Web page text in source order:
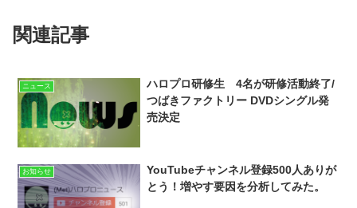
関連記事
ニュース
ハロプロ研修生 4名が研修活動終了/
つばきファクトリー DVDシングル発
売決定
お知らせ
YouTubeチャンネル登録500人ありが
とう！増やす要因を分析してみた。